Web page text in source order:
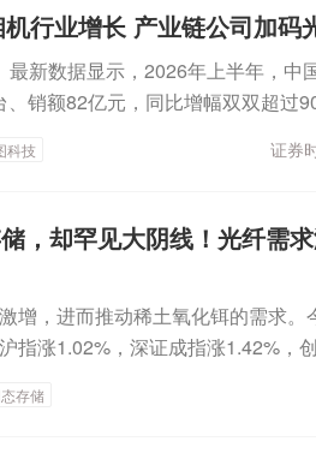
净利润1757.43万元 同比扭亏为盈
润255.83万元 同比扭亏为盈众智
臣倍健：上半年净利润6.03亿元
同比下降20.59%广州酒家：上半
降65.46%—68.92%中化国际：上
亿元 同比由盈转亏滨海能源：
201.94万元 同比亏损收窄正邦科
生物：7月生猪销售收入3.93亿元
万头 销售收入2.04亿元东瑞股份
猪收入5145.65万元金新农：7月生
得60.72万元，并处以182.17万元
及支付现金购买资产并募集配套资
18日，公开于2025年5月14日。
，内幕信息敏感期内，二人存在
柳锡专控制使用他人证券账户买
行动，查办案件68起，着力构建
行业增长 产业链公司加码
最新数据显示，2026年上半年，中
销额82亿元，同比增幅双双超过
企业集中。大疆、影石两大品牌
全民短视频创作与端侧AIGC（生
垒不断抬高，也为上游光学模组
长曲线。双龙头格局已定从份额结
占比80.9%。其云台相机
则依托无人机影像算法与全场景配
别为15.4%和17%，凭借全景相机
科技 证券
，却罕见大阴线！光纤需
增，进而推动稀土氧化铒的需求
指涨1.02%，深证成指涨1.42%，
涨近13%开盘，收盘跌幅超13%
存储